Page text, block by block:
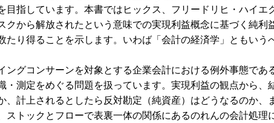
界におけるヘッジとヘッジ会計
計基準
シュフロー・ヘッジ
目指しています。本書ではヒックス、フリードリヒ・ハイエ
クから解放されたという意味での実現利益概念に基づく純
たり得ることを示します。いわば「会計の経済学」ともいう
グコンサーンを対象とする企業会計における例外事態であ
・測定をめぐる問題を扱っています。実現利益の観点から、
、計上されるとしたら反対勘定（純資産）はどうなるのか、
ストックとフローで表裏一体の関係にあるのれんの会計処